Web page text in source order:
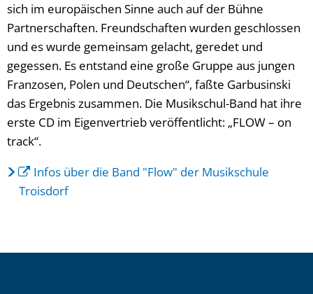
sich im europäischen Sinne auch auf der Bühne
Partnerschaften. Freundschaften wurden geschlossen
und es wurde gemeinsam gelacht, geredet und
gegessen. Es entstand eine große Gruppe aus jungen
Franzosen, Polen und Deutschen“, faßte Garbusinski
das Ergebnis zusammen. Die Musikschul-Band hat ihre
erste CD im Eigenvertrieb veröffentlicht: „FLOW – on
track“.
Infos über die Band "Flow" der Musikschule
Troisdorf